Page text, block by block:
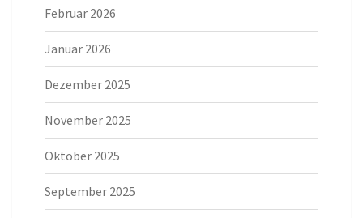
Februar 2026
Januar 2026
Dezember 2025
November 2025
Oktober 2025
September 2025